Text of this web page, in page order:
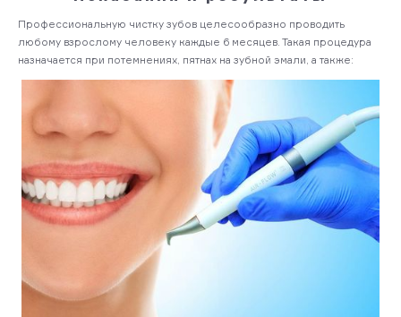
Профессиональную чистку зубов целесообразно проводить
любому взрослому человеку каждые 6 месяцев. Такая процедура
назначается при потемнениях, пятнах на зубной эмали, а также: